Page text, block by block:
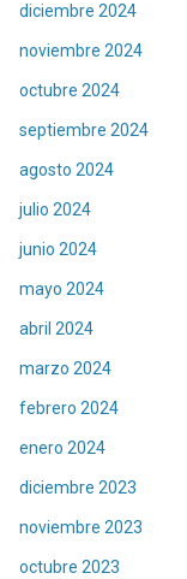
diciembre 2024
noviembre 2024
octubre 2024
septiembre 2024
agosto 2024
julio 2024
junio 2024
mayo 2024
abril 2024
marzo 2024
febrero 2024
enero 2024
diciembre 2023
noviembre 2023
octubre 2023